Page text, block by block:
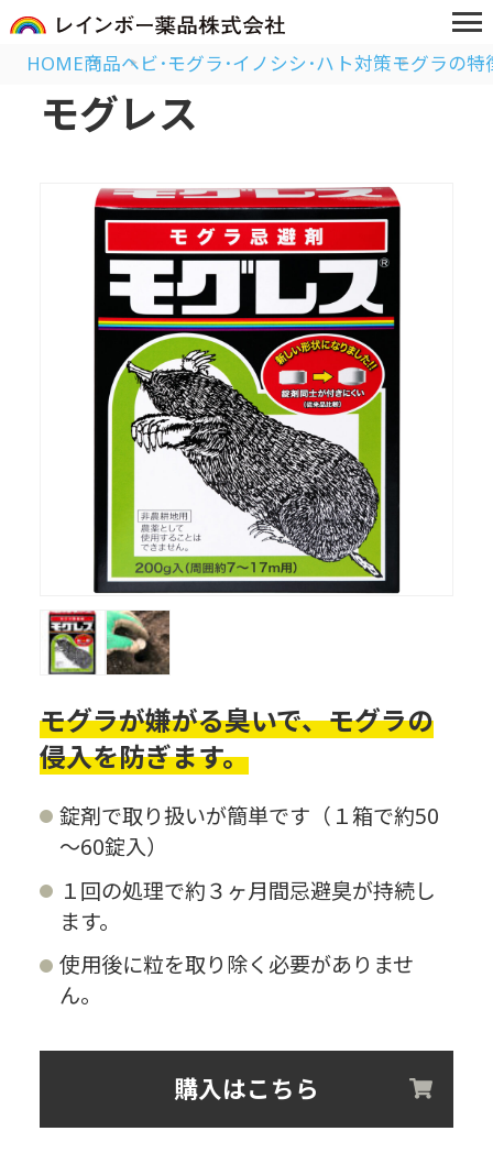
HOME商品ヘビ･モグラ･イノシシ･ハト対策モグラの特
モグレス
モグラが嫌がる臭いで、モグラの
侵入を防ぎます。
錠剤で取り扱いが簡単です（１箱で約50
～60錠入）
１回の処理で約３ヶ月間忌避臭が持続し
ます。
使用後に粒を取り除く必要がありませ
ん。
購入はこちら